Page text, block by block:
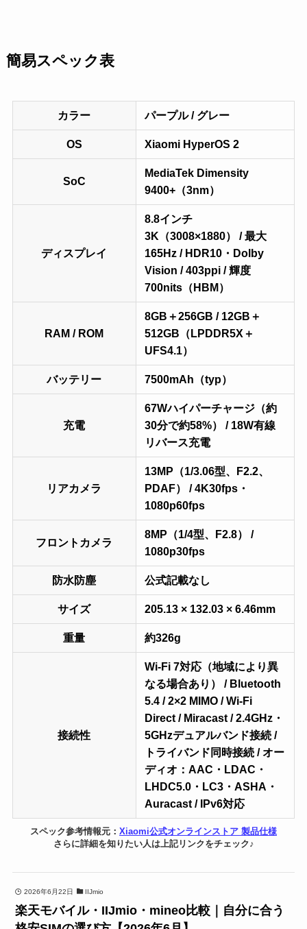
簡易スペック表
カラー パープル / グレー
OS Xiaomi HyperOS 2
SoC
MediaTek Dimensity
9400+（3nm）
ディスプレイ
8.8インチ
3K（3008×1880） / 最大
165Hz / HDR10・Dolby
Vision / 403ppi / 輝度
700nits（HBM）
RAM / ROM
8GB＋256GB / 12GB＋
512GB（LPDDR5X＋
UFS4.1）
バッテリー 7500mAh（typ）
充電
67Wハイパーチャージ（約
30分で約58%） / 18W有線
リバース充電
リアカメラ
13MP（1/3.06型、F2.2、
PDAF） / 4K30fps・
1080p60fps
フロントカメラ
8MP（1/4型、F2.8） /
1080p30fps
防水防塵 公式記載なし
サイズ 205.13 × 132.03 × 6.46mm
重量 約326g
接続性
Wi-Fi 7対応（地域により異
なる場合あり） / Bluetooth
5.4 / 2×2 MIMO / Wi-Fi
Direct / Miracast / 2.4GHz・
5GHzデュアルバンド接続 /
トライバンド同時接続 / オー
ディオ：AAC・LDAC・
LHDC5.0・LC3・ASHA・
Auracast / IPv6対応
スペック参考情報元： Xiaomi公式オンラインストア 製品仕様
さらに詳細を知りたい人は上記リンクをチェック♪
2026年6月22日 IIJmio
楽天モバイル・IIJmio・mineo比較｜自分に合う